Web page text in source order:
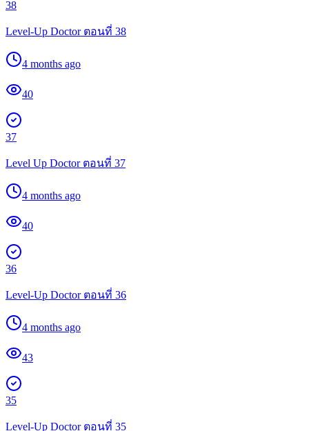
38
Level-Up Doctor ตอนที่ 38
4 months ago
40
37
Level Up Doctor ตอนที่ 37
4 months ago
40
36
Level-Up Doctor ตอนที่ 36
4 months ago
43
35
Level-Up Doctor ตอนที่ 35